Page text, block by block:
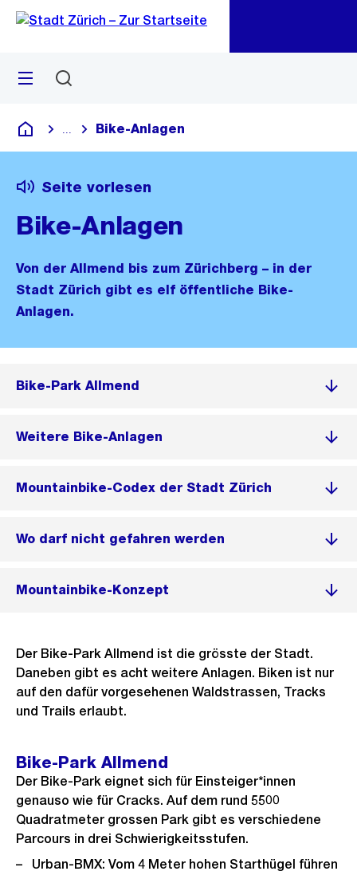
Navigation
Sprunglink
Menü
Deutsch
Blende alle Breadcrumbs ein
Bike-Anlagen
Seite vorlesen
Bike-Anlagen
Von der Allmend bis zum Zürichberg – in der
Stadt Zürich gibt es elf öffentliche Bike-
Anlagen.
Bike-Park Allmend
Weitere Bike-Anlagen
Mountainbike-Codex der Stadt Zürich
Wo darf nicht gefahren werden
Mountainbike-Konzept
Der Bike-Park Allmend ist die grösste der Stadt.
Daneben gibt es acht weitere Anlagen. Biken ist nur
auf den dafür vorgesehenen Waldstrassen, Tracks
und Trails erlaubt.
Bike-Park Allmend
Der Bike-Park eignet sich für Einsteiger*innen
genauso wie für Cracks. Auf dem rund 5500
Quadratmeter grossen Park gibt es verschiedene
Parcours in drei Schwierigkeitsstufen.
Urban-BMX: Vom 4 Meter hohen Starthügel führen